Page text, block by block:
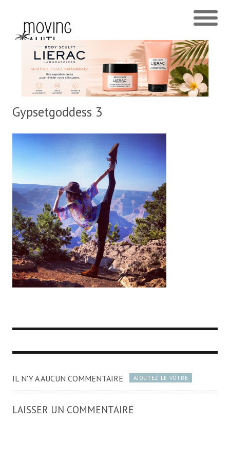
Gypsetgoddess 3
IL N'Y A AUCUN COMMENTAIRE AJOUTEZ LE VÔTRE
LAISSER UN COMMENTAIRE